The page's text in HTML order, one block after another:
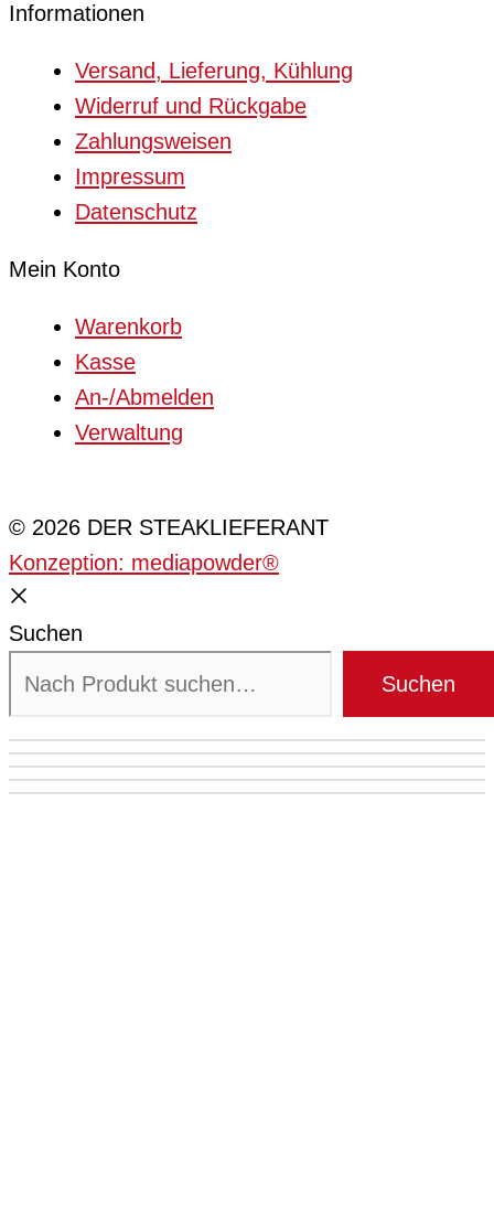
Informationen
Versand, Lieferung, Kühlung
Widerruf und Rückgabe
Zahlungsweisen
Impressum
Datenschutz
Mein Konto
Warenkorb
Kasse
An-/Abmelden
Verwaltung
© 2026 DER STEAKLIEFERANT
Konzeption: mediapowder®
Suchen
Suchen